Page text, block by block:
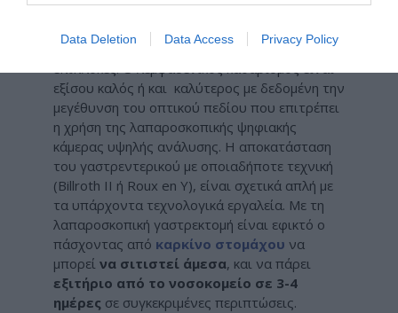
Data Deletion Data Access Privacy Policy
ΗΛαπαροσκοπική Γαστρεκτομή
προσφέρει άριστο ογκολογικό αποτέλεσμα, με
ελάχιστο πόνο και λιγότερο κίνδυνο για
επιπλοκές. Ο λεμφαδενικος καθαρισμός είναι
εξίσου καλός ή και καλύτερος με δεδομένη την
μεγέθυνση του οπτικού πεδίου που επιτρέπει
η χρήση της λαπαροσκοπικής ψηφιακής
κάμερας υψηλής ανάλυσης. Η αποκατάσταση
του γαστρεντερικού με οποιαδήποτε τεχνική
(Billroth II ή Roux en Y), είναι σχετικά απλή με
τα υπάρχοντα τεχνολογικά εργαλεία. Με τη
λαπαροσκοπική γαστρεκτομή είναι εφικτό ο
πάσχοντας από καρκίνο στομάχου να
μπορεί να σιτιστεί άμεσα, και να πάρει
εξιτήριο από το νοσοκομείο σε 3-4
ημέρες σε συγκεκριμένες περιπτώσεις.